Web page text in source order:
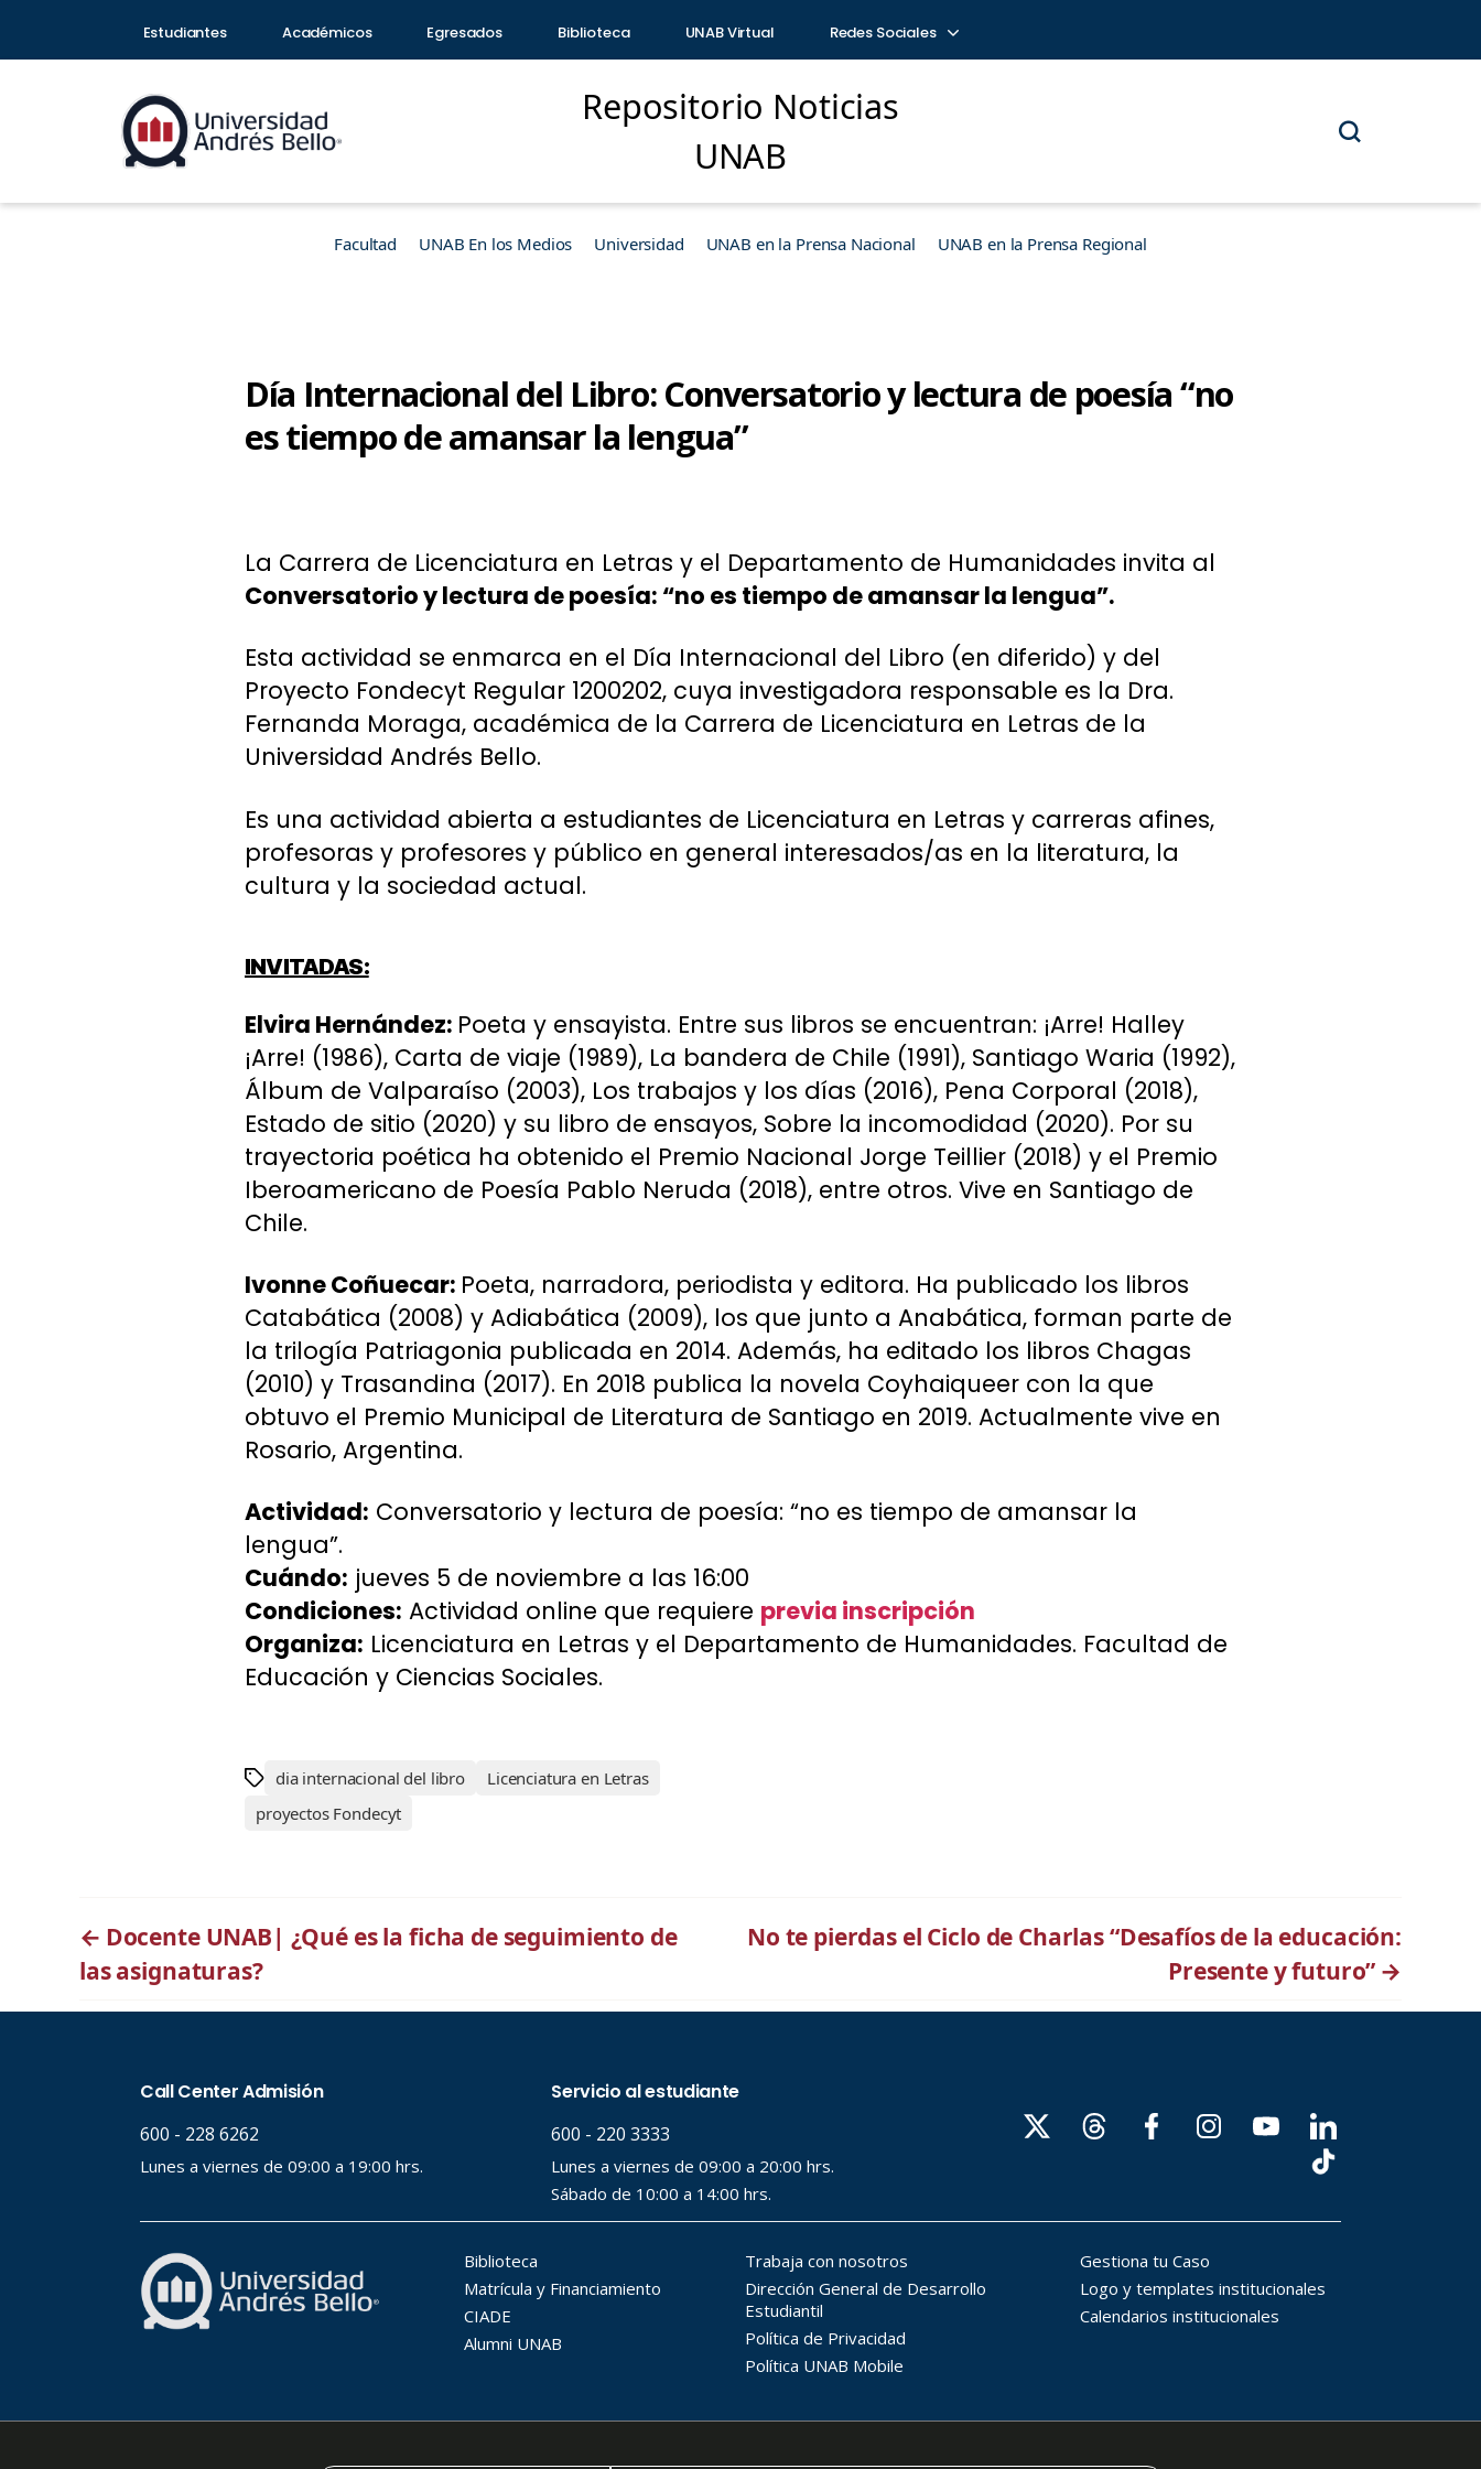
Estudiantes Académicos Egresados Biblioteca UNAB Virtual Redes Sociales
Repositorio Noticias
UNAB
Facultad UNAB En los Medios Universidad UNAB en la Prensa Nacional UNAB en la Prensa Regional
Día Internacional del Libro: Conversatorio y lectura de poesía “no
es tiempo de amansar la lengua”
La Carrera de Licenciatura en Letras y el Departamento de Humanidades invita al
Conversatorio y lectura de poesía: “no es tiempo de amansar la lengua”.
Esta actividad se enmarca en el Día Internacional del Libro (en diferido) y del
Proyecto Fondecyt Regular 1200202, cuya investigadora responsable es la Dra.
Fernanda Moraga, académica de la Carrera de Licenciatura en Letras de la
Universidad Andrés Bello.
Es una actividad abierta a estudiantes de Licenciatura en Letras y carreras afines,
profesoras y profesores y público en general interesados/as en la literatura, la
cultura y la sociedad actual.
INVITADAS:
Elvira Hernández: Poeta y ensayista. Entre sus libros se encuentran: ¡Arre! Halley
¡Arre! (1986), Carta de viaje (1989), La bandera de Chile (1991), Santiago Waria (1992),
Álbum de Valparaíso (2003), Los trabajos y los días (2016), Pena Corporal (2018),
Estado de sitio (2020) y su libro de ensayos, Sobre la incomodidad (2020). Por su
trayectoria poética ha obtenido el Premio Nacional Jorge Teillier (2018) y el Premio
Iberoamericano de Poesía Pablo Neruda (2018), entre otros. Vive en Santiago de
Chile.
Ivonne Coñuecar: Poeta, narradora, periodista y editora. Ha publicado los libros
Catabática (2008) y Adiabática (2009), los que junto a Anabática, forman parte de
la trilogía Patriagonia publicada en 2014. Además, ha editado los libros Chagas
(2010) y Trasandina (2017). En 2018 publica la novela Coyhaiqueer con la que
obtuvo el Premio Municipal de Literatura de Santiago en 2019. Actualmente vive en
Rosario, Argentina.
Actividad: Conversatorio y lectura de poesía: “no es tiempo de amansar la
lengua”.
Cuándo: jueves 5 de noviembre a las 16:00
Condiciones: Actividad online que requiere previa inscripción
Organiza: Licenciatura en Letras y el Departamento de Humanidades. Facultad de
Educación y Ciencias Sociales.
dia internacional del libro
Licenciatura en Letras
proyectos Fondecyt
← Docente UNAB| ¿Qué es la ficha de seguimiento de
las asignaturas?
No te pierdas el Ciclo de Charlas “Desafíos de la educación:
Presente y futuro” →